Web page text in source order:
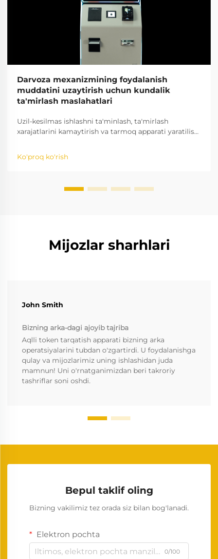
Darvoza mexanizmining foydalanish
muddatini uzaytirish uchun kundalik
ta'mirlash maslahatlari
Uzil-kesilmas ishlashni ta'minlash, ta'mirlash
xarajatlarini kamaytirish va tarmoq apparati yaratilish
tekshiruv usullarini o'rganing. Oddiy tekshiruvlarning
qanchalik samarali ekanligini bilib oling. Bepul texnik
Ko'proq ko'rish
Mijozlar sharhlari
John Smith
Bizning arka-dagi ajoyib tajriba
Aqlli token tarqatish apparati bizning arka
operatsiyalarini tubdan o'zgartirdi. U foydalanishga
qulay va mijozlarimiz uning ishlashidan juda
mamnun! Uni o'rnatganimizdan beri takroriy
tashriflar soni oshdi.
Bepul taklif oling
Bizning vakilimiz tez orada siz bilan bog'lanadi.
Elektron pochta
0/100